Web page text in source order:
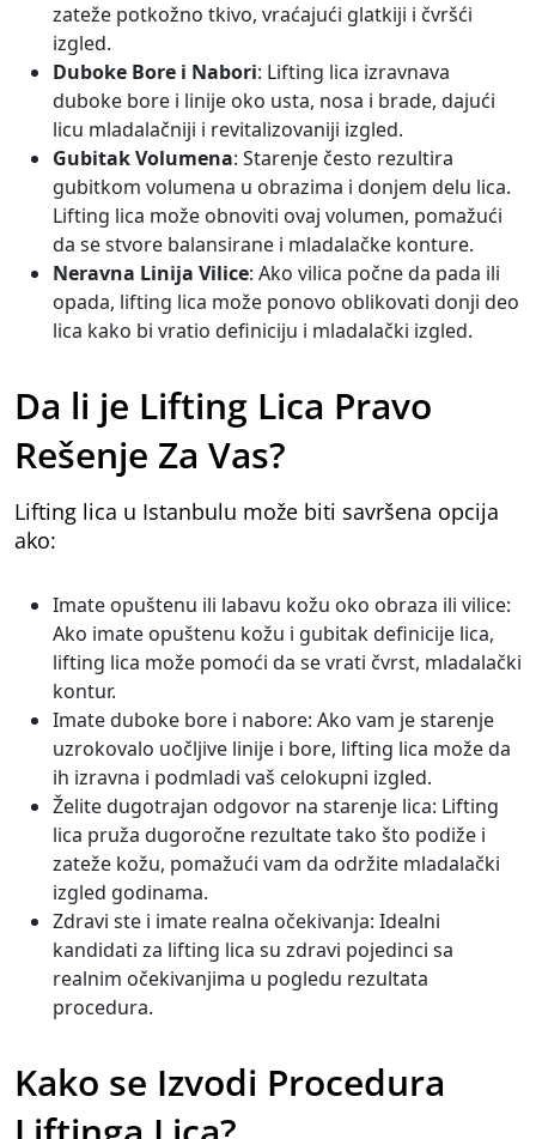
zateže potkožno tkivo, vraćajući glatkiji i čvršći
izgled.
Duboke Bore i Nabori: Lifting lica izravnava
duboke bore i linije oko usta, nosa i brade, dajući
licu mladalačniji i revitalizovaniji izgled.
Gubitak Volumena: Starenje često rezultira
gubitkom volumena u obrazima i donjem delu lica.
Lifting lica može obnoviti ovaj volumen, pomažući
da se stvore balansirane i mladalačke konture.
Neravna Linija Vilice: Ako vilica počne da pada ili
opada, lifting lica može ponovo oblikovati donji deo
lica kako bi vratio definiciju i mladalački izgled.
Da li je Lifting Lica Pravo
Rešenje Za Vas?
Lifting lica u Istanbulu može biti savršena opcija
ako:
Imate opuštenu ili labavu kožu oko obraza ili vilice:
Ako imate opuštenu kožu i gubitak definicije lica,
lifting lica može pomoći da se vrati čvrst, mladalački
kontur.
Imate duboke bore i nabore: Ako vam je starenje
uzrokovalo uočljive linije i bore, lifting lica može da
ih izravna i podmladi vaš celokupni izgled.
Želite dugotrajan odgovor na starenje lica: Lifting
lica pruža dugoročne rezultate tako što podiže i
zateže kožu, pomažući vam da održite mladalački
izgled godinama.
Zdravi ste i imate realna očekivanja: Idealni
kandidati za lifting lica su zdravi pojedinci sa
realnim očekivanjima u pogledu rezultata
procedura.
Kako se Izvodi Procedura